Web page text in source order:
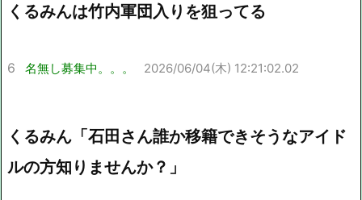
くるみんは竹内軍団入りを狙ってる
6 名無し募集中。。。 2026/06/04(木) 12:21:02.02
くるみん「石田さん誰か移籍できそうなアイド
ルの方知りませんか？」